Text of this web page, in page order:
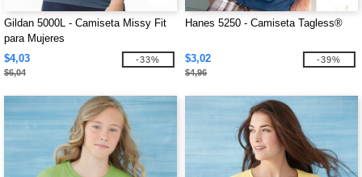
Gildan 5000L - Camiseta Missy Fit
para Mujeres
$4,03
$6,04
-33%
Hanes 5250 - Camiseta Tagless®
$3,02
$4,96
-39%